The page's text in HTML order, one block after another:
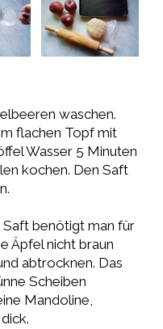
waschen.
flachen Topf mit
Wasser 5 Minuten
kochen. Den Saft
Saft benötigt man für
Äpfel nicht braun
abtrocknen. Das
Scheiben
Mandoline,